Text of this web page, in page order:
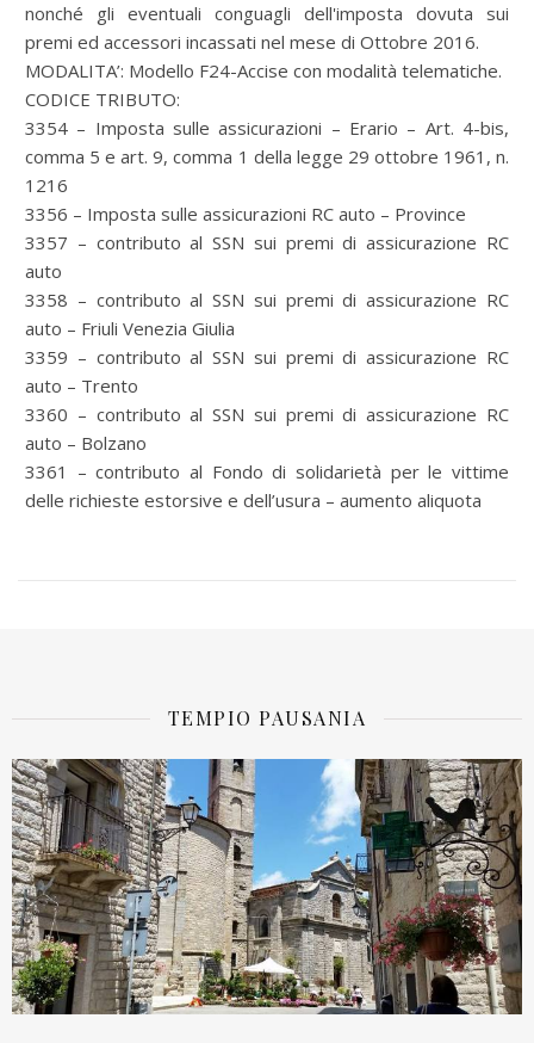
nonché gli eventuali conguagli dell'imposta dovuta sui
premi ed accessori incassati nel mese di Ottobre 2016.
MODALITA’: Modello F24-Accise con modalità telematiche.
CODICE TRIBUTO:
3354 – Imposta sulle assicurazioni – Erario – Art. 4-bis,
comma 5 e art. 9, comma 1 della legge 29 ottobre 1961, n.
1216
3356 – Imposta sulle assicurazioni RC auto – Province
3357 – contributo al SSN sui premi di assicurazione RC
auto
3358 – contributo al SSN sui premi di assicurazione RC
auto – Friuli Venezia Giulia
3359 – contributo al SSN sui premi di assicurazione RC
auto – Trento
3360 – contributo al SSN sui premi di assicurazione RC
auto – Bolzano
3361 – contributo al Fondo di solidarietà per le vittime
delle richieste estorsive e dell’usura – aumento aliquota
TEMPIO PAUSANIA